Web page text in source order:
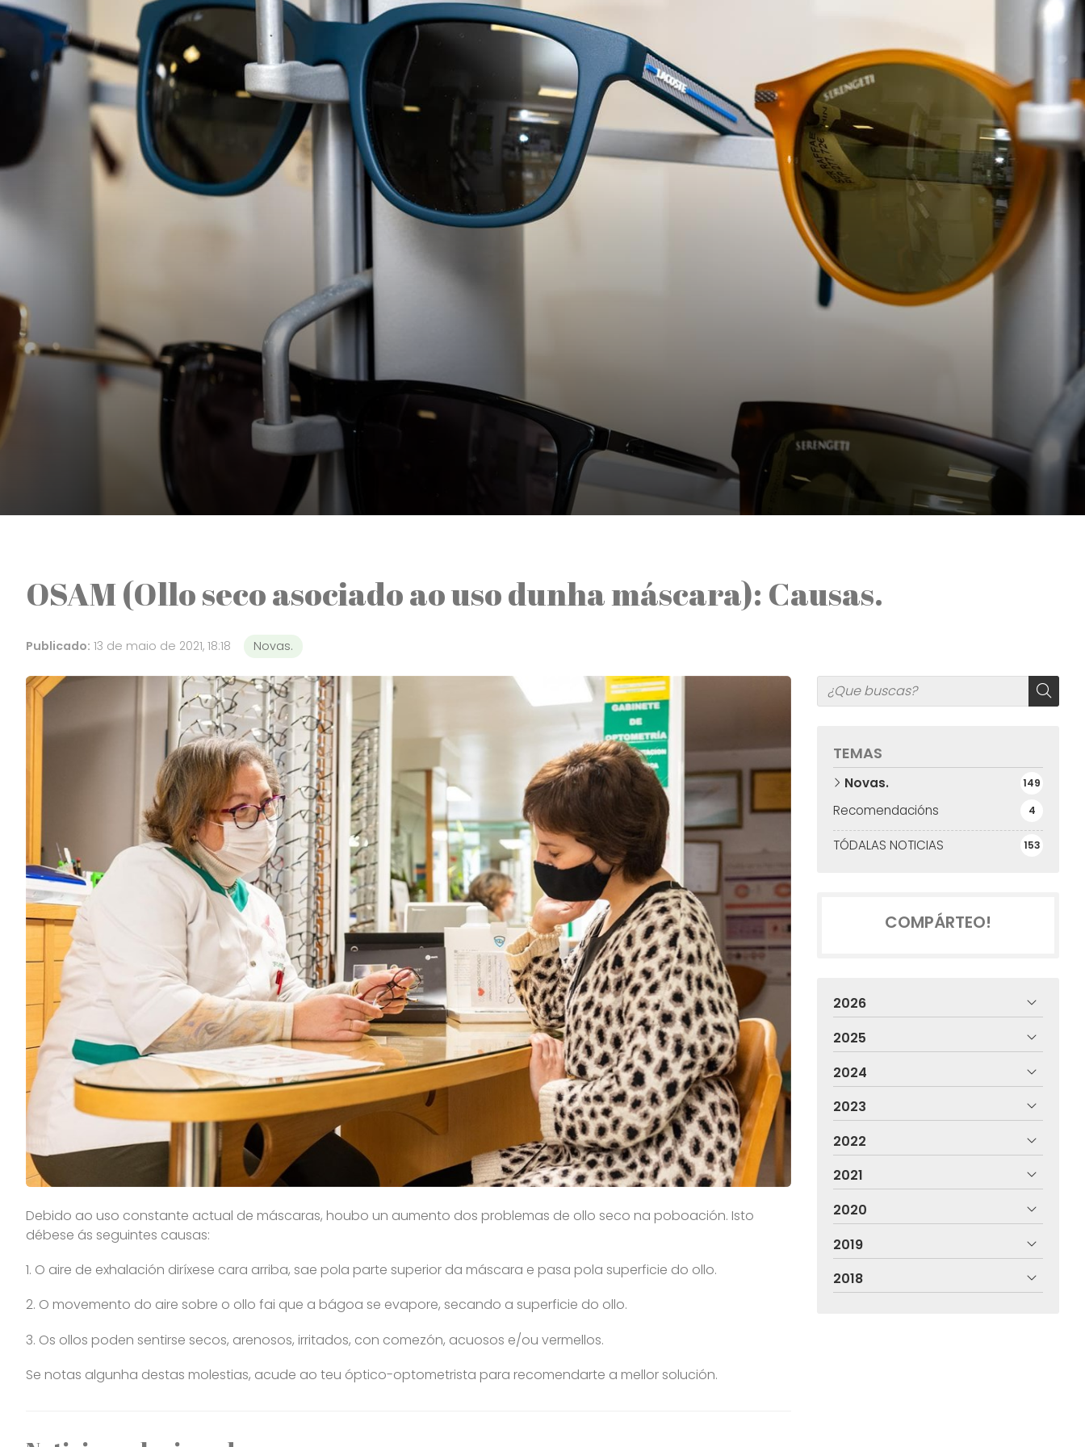
OSAM (Ollo seco asociado ao uso dunha máscara): Causas.
Publicado: 13 de maio de 2021, 18:18 Novas.
TEMAS
TÓDALAS NOTICIAS 153
Novas. 149
Recomendacións 4
Debido ao uso constante actual de máscaras, houbo un aumento dos problemas de ollo seco na poboación. Isto
débese ás seguintes causas:
1. O aire de exhalación diríxese cara arriba, sae pola parte superior da máscara e pasa pola superficie do ollo.
2. O movemento do aire sobre o ollo fai que a bágoa se evapore, secando a superficie do ollo.
3. Os ollos poden sentirse secos, arenosos, irritados, con comezón, acuosos e/ou vermellos.
Se notas algunha destas molestias, acude ao teu óptico-optometrista para recomendarte a mellor solución.
COMPÁRTEO!
2026
2025
2024
2023
2022
2021
2020
2019
2018